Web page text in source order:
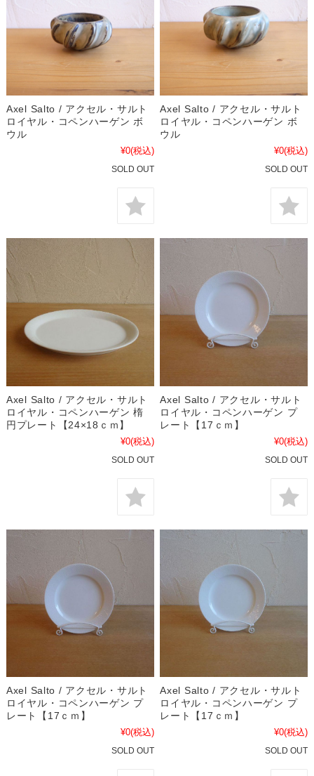
Axel Salto / アクセル・サルト
ロイヤル・コペンハーゲン ボ
ウル
¥0(税込)
SOLD OUT
Axel Salto / アクセル・サルト
ロイヤル・コペンハーゲン ボ
ウル
¥0(税込)
SOLD OUT
Axel Salto / アクセル・サルト
ロイヤル・コペンハーゲン 楕
円プレート【24×18ｃｍ】
¥0(税込)
SOLD OUT
Axel Salto / アクセル・サルト
ロイヤル・コペンハーゲン プ
レート【17ｃｍ】
¥0(税込)
SOLD OUT
Axel Salto / アクセル・サルト
ロイヤル・コペンハーゲン プ
レート【17ｃｍ】
¥0(税込)
SOLD OUT
Axel Salto / アクセル・サルト
ロイヤル・コペンハーゲン プ
レート【17ｃｍ】
¥0(税込)
SOLD OUT